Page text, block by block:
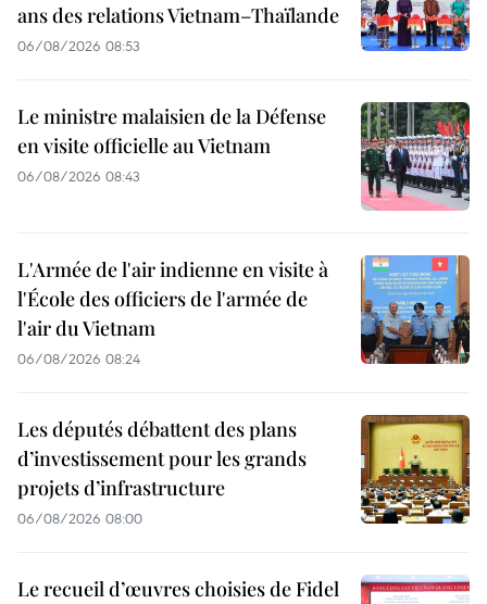
ans des relations Vietnam–Thaïlande
06/08/2026 08:53
Le ministre malaisien de la Défense
en visite officielle au Vietnam
06/08/2026 08:43
L'Armée de l'air indienne en visite à
l'École des officiers de l'armée de
l'air du Vietnam
06/08/2026 08:24
Les députés débattent des plans
d’investissement pour les grands
projets d’infrastructure
06/08/2026 08:00
Le recueil d’œuvres choisies de Fidel